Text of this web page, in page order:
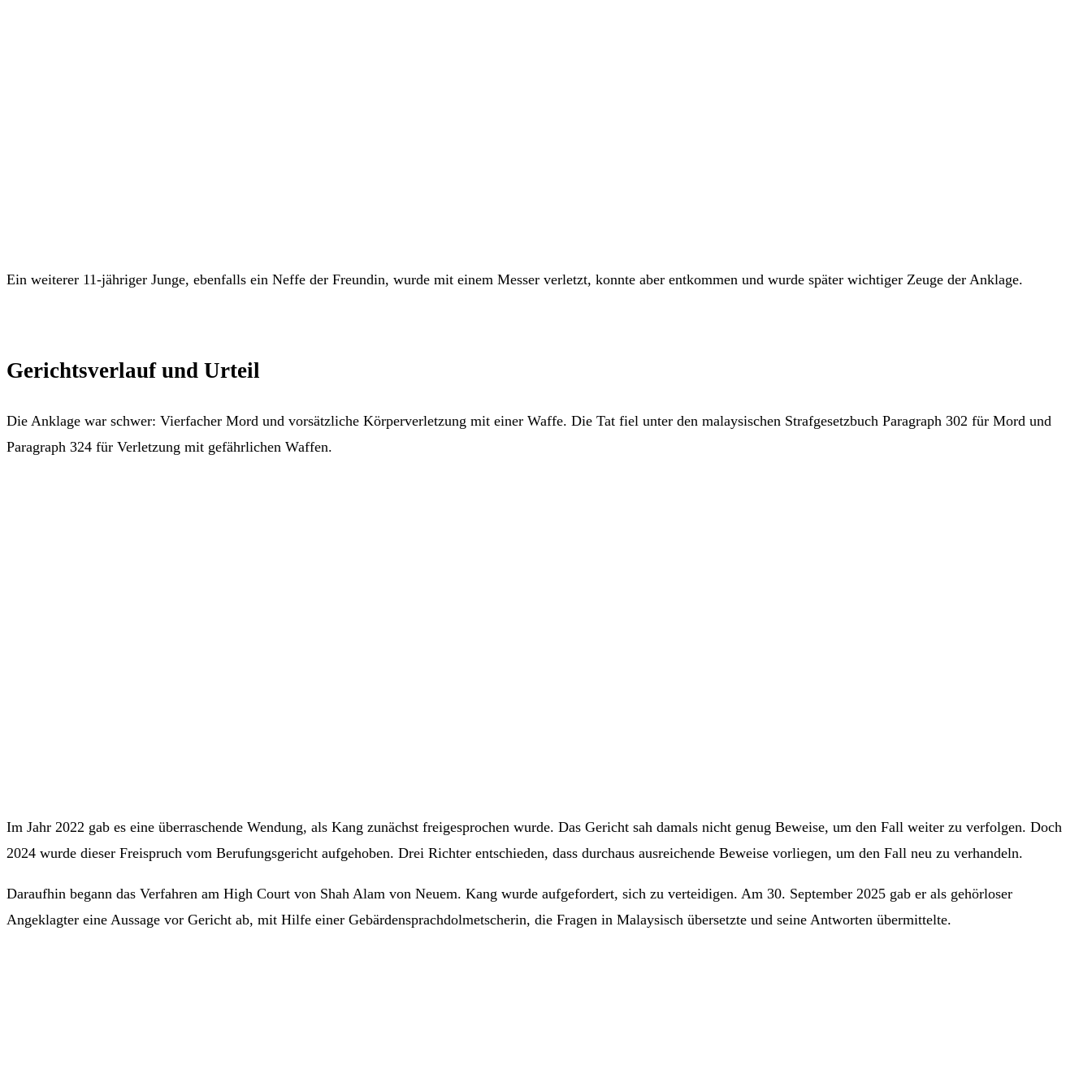
Ein weiterer 11-jähriger Junge, ebenfalls ein Neffe der Freundin, wurde mit einem Messer verletzt, konnte aber entkommen und wurde später wichtiger Zeuge der Anklage.
Gerichtsverlauf und Urteil
Die Anklage war schwer: Vierfacher Mord und vorsätzliche Körperverletzung mit einer Waffe. Die Tat fiel unter den malaysischen Strafgesetzbuch Paragraph 302 für Mord und
Paragraph 324 für Verletzung mit gefährlichen Waffen.
Im Jahr 2022 gab es eine überraschende Wendung, als Kang zunächst freigesprochen wurde. Das Gericht sah damals nicht genug Beweise, um den Fall weiter zu verfolgen. Doch
2024 wurde dieser Freispruch vom Berufungsgericht aufgehoben. Drei Richter entschieden, dass durchaus ausreichende Beweise vorliegen, um den Fall neu zu verhandeln.
Daraufhin begann das Verfahren am High Court von Shah Alam von Neuem. Kang wurde aufgefordert, sich zu verteidigen. Am 30. September 2025 gab er als gehörloser
Angeklagter eine Aussage vor Gericht ab, mit Hilfe einer Gebärdensprachdolmetscherin, die Fragen in Malaysisch übersetzte und seine Antworten übermittelte.